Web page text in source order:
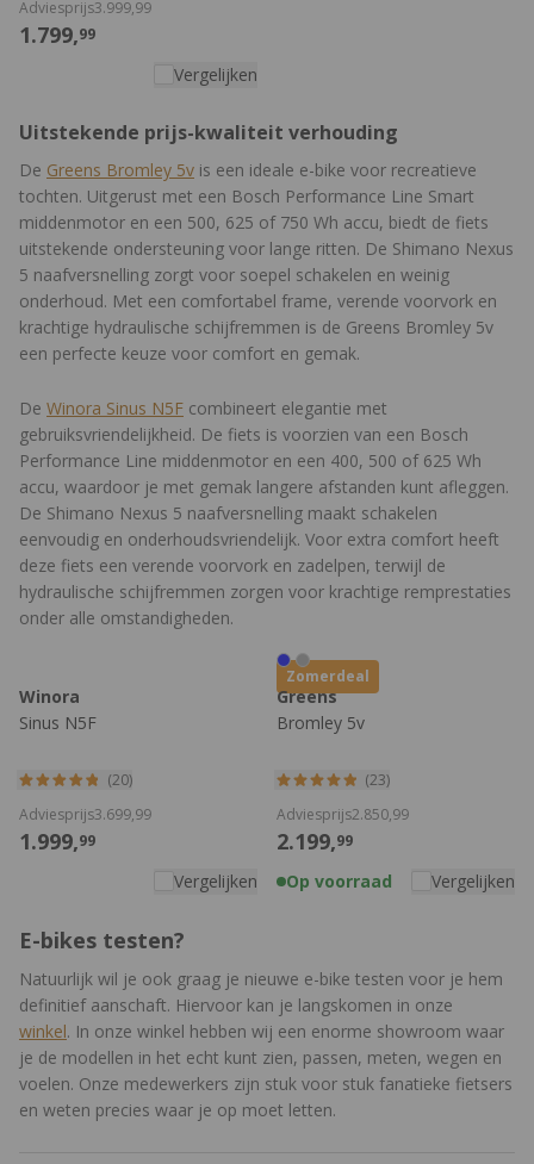
1.799,99
Adviesprijs3.999,99
Vergelijken
Uitstekende prijs-kwaliteit verhouding
De Greens Bromley 5v is een ideale e-bike voor recreatieve
tochten. Uitgerust met een Bosch Performance Line Smart
middenmotor en een 500, 625 of 750 Wh accu, biedt de fiets
uitstekende ondersteuning voor lange ritten. De Shimano Nexus
5 naafversnelling zorgt voor soepel schakelen en weinig
onderhoud. Met een comfortabel frame, verende voorvork en
krachtige hydraulische schijfremmen is de Greens Bromley 5v
een perfecte keuze voor comfort en gemak.
De Winora Sinus N5F combineert elegantie met
gebruiksvriendelijkheid. De fiets is voorzien van een Bosch
Performance Line middenmotor en een 400, 500 of 625 Wh
accu, waardoor je met gemak langere afstanden kunt afleggen.
De Shimano Nexus 5 naafversnelling maakt schakelen
eenvoudig en onderhoudsvriendelijk. Voor extra comfort heeft
deze fiets een verende voorvork en zadelpen, terwijl de
hydraulische schijfremmen zorgen voor krachtige remprestaties
onder alle omstandigheden.
Winora
Sinus N5F
(20)
1.999,99
Adviesprijs3.699,99
Vergelijken
Zomerdeal
Greens
Bromley 5v
(23)
2.199,99
Adviesprijs2.850,99
Op voorraad Vergelijken
E-bikes testen?
Natuurlijk wil je ook graag je nieuwe e-bike testen voor je hem
definitief aanschaft. Hiervoor kan je langskomen in onze
winkel. In onze winkel hebben wij een enorme showroom waar
je de modellen in het echt kunt zien, passen, meten, wegen en
voelen. Onze medewerkers zijn stuk voor stuk fanatieke fietsers
en weten precies waar je op moet letten.